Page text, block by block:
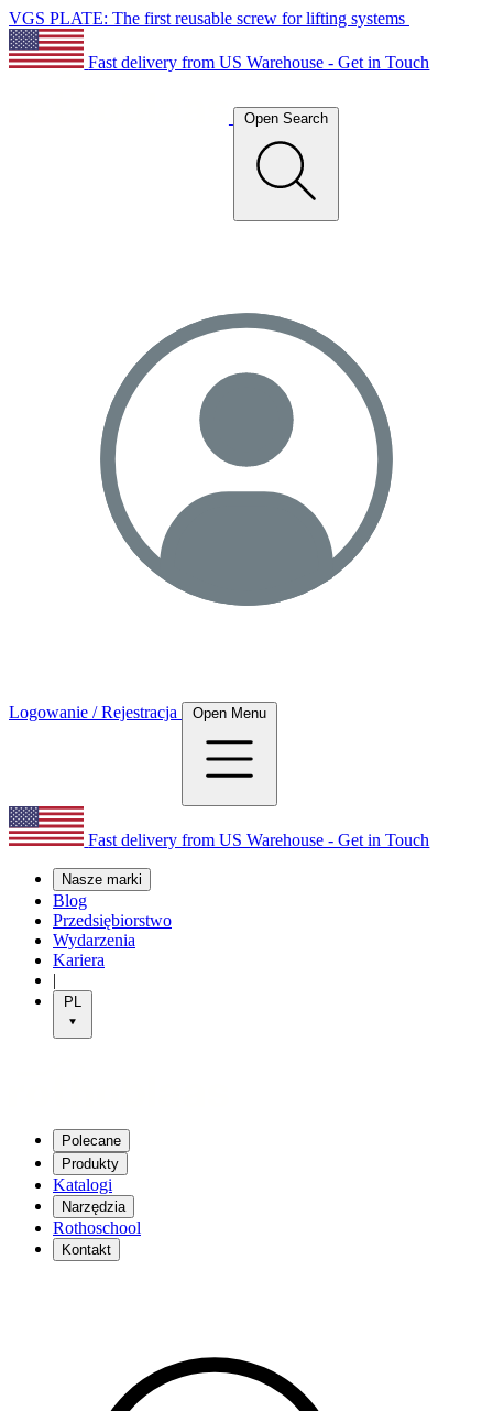
VGS PLATE: The first reusable screw for lifting systems
Fast delivery from US Warehouse - Get in Touch
Open Search
Logowanie / Rejestracja Open Menu
Fast delivery from US Warehouse - Get in Touch
Nasze marki
Blog
Przedsiębiorstwo
Wydarzenia
Kariera
|
PL
Polecane
Produkty
Katalogi
Narzędzia
Rothoschool
Kontakt